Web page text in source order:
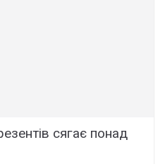
сягає понад